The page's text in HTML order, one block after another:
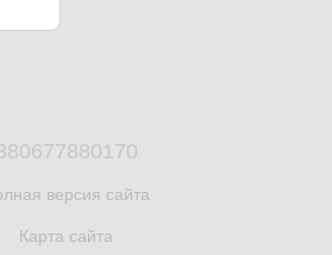
версия сайта
Карта сайта